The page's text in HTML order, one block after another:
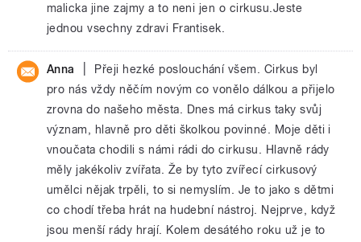
malicka jine zajmy a to neni jen o cirkusu.Jeste
jednou vsechny zdravi Frantisek.
Anna
Přeji hezké poslouchání všem. Cirkus byl
pro nás vždy něčím novým co vonělo dálkou a přijelo
zrovna do našeho města. Dnes má cirkus taky svůj
význam, hlavně pro děti školkou povinné. Moje děti i
vnoučata chodili s námi rádi do cirkusu. Hlavně rády
měly jakékoliv zvířata. Že by tyto zvířecí cirkusový
umělci nějak trpěli, to si nemyslím. Je to jako s dětmi
co chodí třeba hrát na hudební nástroj. Nejprve, když
jsou menší rády hrají. Kolem desátého roku už je to